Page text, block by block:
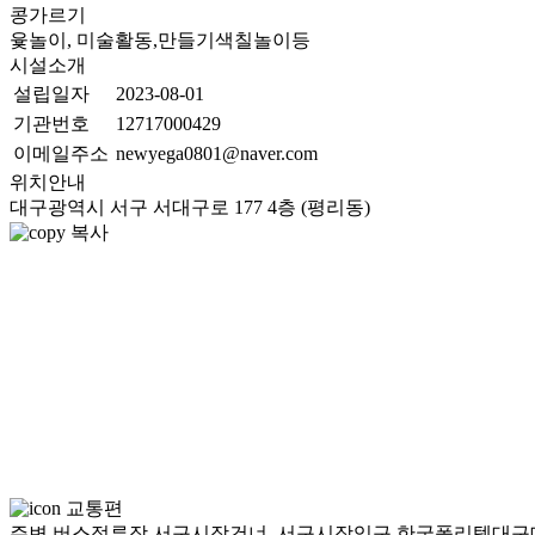
콩가르기
윷놀이, 미술활동,만들기색칠놀이등
시설소개
설립일자
2023-08-01
기관번호
12717000429
이메일주소 newyega0801@naver.com
위치안내
대구광역시 서구 서대구로 177 4층 (평리동)
복사
교통편